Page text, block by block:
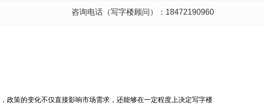
咨询电话（写字楼顾问）：18472190960
政策的变化不仅直接影响市场需求，还能够在一定程度上决定写字楼